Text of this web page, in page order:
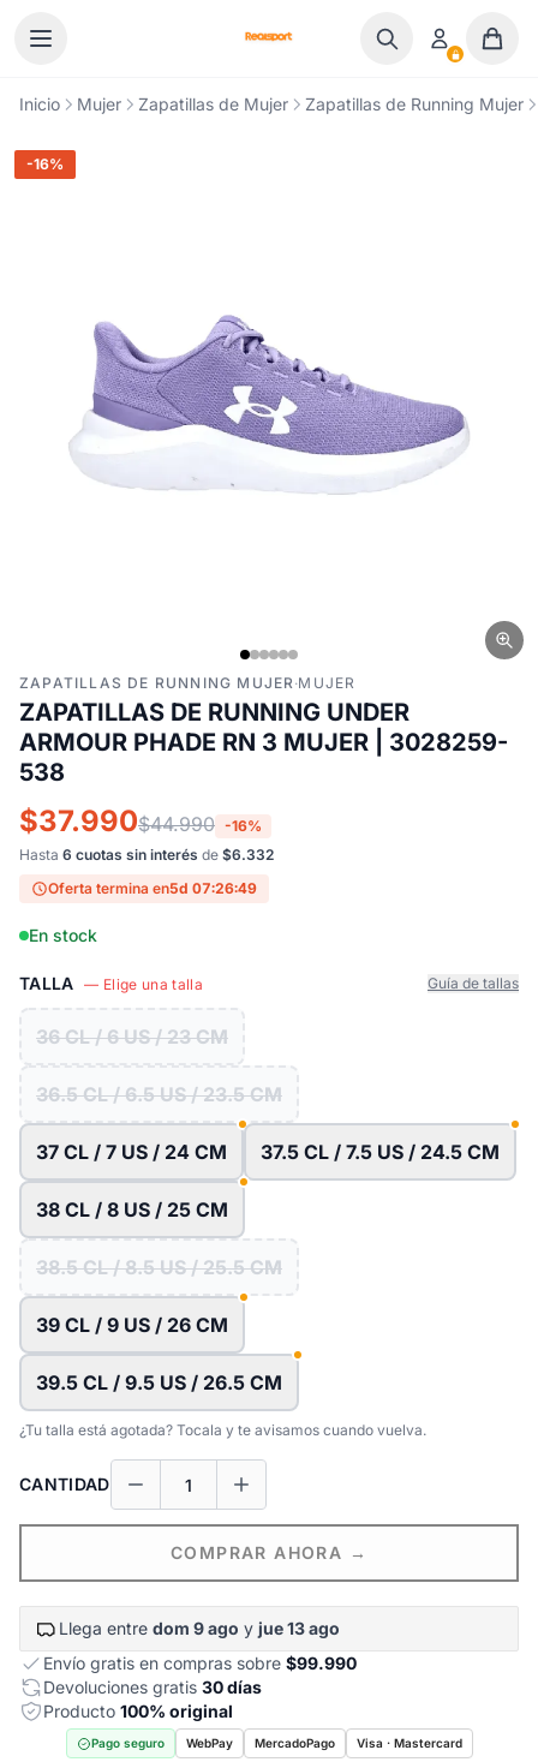
Inicio Mujer Zapatillas de Mujer Zapatillas de Running Mujer
-16%
ZAPATILLAS DE RUNNING MUJER·MUJER
ZAPATILLAS DE RUNNING UNDER
ARMOUR PHADE RN 3 MUJER | 3028259-
538
$37.990$44.990 -16%
Hasta 6 cuotas sin interés de $6.332
Oferta termina en5d 07:26:48
En stock
TALLA — Elige una talla Guía de tallas
36 CL / 6 US / 23 CM
36.5 CL / 6.5 US / 23.5 CM
37 CL / 7 US / 24 CM 37.5 CL / 7.5 US / 24.5 CM
38 CL / 8 US / 25 CM
38.5 CL / 8.5 US / 25.5 CM
39 CL / 9 US / 26 CM
39.5 CL / 9.5 US / 26.5 CM
¿Tu talla está agotada? Tocala y te avisamos cuando vuelva.
CANTIDAD
COMPRAR AHORA →
Llega entre dom 9 ago y jue 13 ago
Envío gratis en compras sobre $99.990
Devoluciones gratis 30 días
Producto 100% original
Pago seguro WebPay MercadoPago Visa · Mastercard